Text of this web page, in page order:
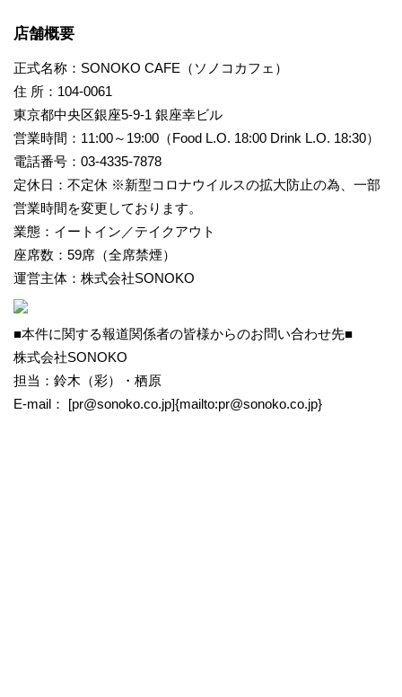
店舗概要
正式名称：SONOKO CAFE（ソノコカフェ）
住 所：104-0061
東京都中央区銀座5-9-1 銀座幸ビル
営業時間：11:00～19:00（Food L.O. 18:00 Drink L.O. 18:30）
電話番号：03-4335-7878
定休日：不定休 ※新型コロナウイルスの拡大防止の為、一部
営業時間を変更しております。
業態：イートイン／テイクアウト
座席数：59席（全席禁煙）
運営主体：株式会社SONOKO
■本件に関する報道関係者の皆様からのお問い合わせ先■
株式会社SONOKO
担当：鈴木（彩）・栖原
E-mail： [pr@sonoko.co.jp]{mailto:pr@sonoko.co.jp}